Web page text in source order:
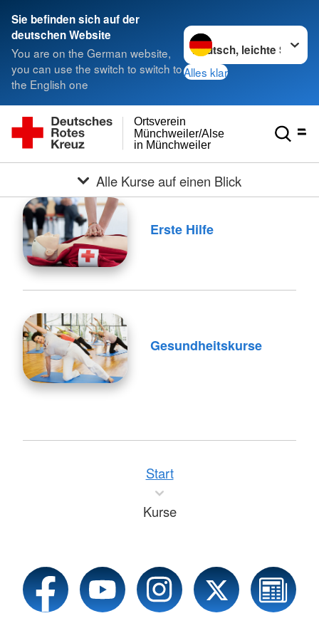
Sie befinden sich auf der
deutschen Website
You are on the German website,
you can use the switch to switch to
the English one
Sprache wechseln zu
Alles klar
in Münchweiler
Münchweiler/Alsenz e.V.
Ortsverein
Alle Kurse auf einen Blick
Erste Hilfe
Gesundheitskurse
Start
Kurse